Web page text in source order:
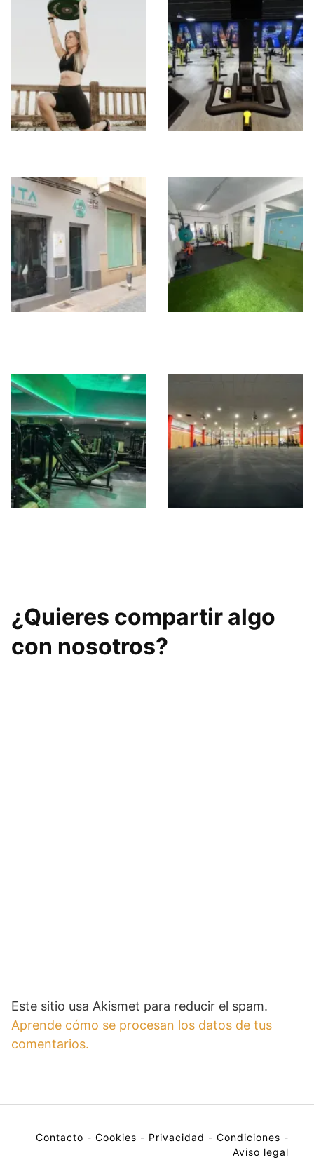
¿Quieres compartir algo
con nosotros?
Este sitio usa Akismet para reducir el spam.
Aprende cómo se procesan los datos de tus
comentarios.
Contacto - Cookies - Privacidad - Condiciones -
Aviso legal